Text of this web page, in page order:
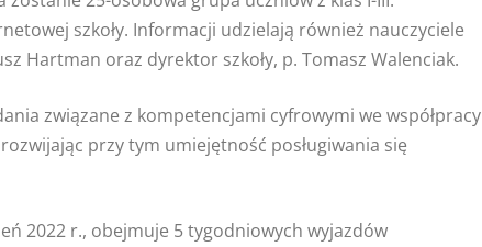
szkoły. Informacji udzielają również nauczyciele
Hartman oraz dyrektor szkoły, p. Tomasz Walenciak.
związane z kompetencjami cyfrowymi we współpracy
przy tym umiejętność posługiwania się
2022 r., obejmuje 5 tygodniowych wyjazdów